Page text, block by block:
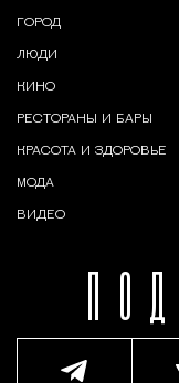
ГОРОД
ЛЮДИ
КИНО
РЕСТОРАНЫ И БАРЫ
КРАСОТА И ЗДОРОВЬЕ
МОДА
ВИДЕО